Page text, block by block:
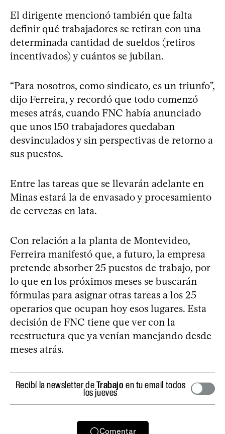
El dirigente mencionó también que falta
definir qué trabajadores se retiran con una
determinada cantidad de sueldos (retiros
incentivados) y cuántos se jubilan.
“Para nosotros, como sindicato, es un triunfo”,
dijo Ferreira, y recordó que todo comenzó
meses atrás, cuando FNC había anunciado
que unos 150 trabajadores quedaban
desvinculados y sin perspectivas de retorno a
sus puestos.
Entre las tareas que se llevarán adelante en
Minas estará la de envasado y procesamiento
de cervezas en lata.
Con relación a la planta de Montevideo,
Ferreira manifestó que, a futuro, la empresa
pretende absorber 25 puestos de trabajo, por
lo que en los próximos meses se buscarán
fórmulas para asignar otras tareas a los 25
operarios que ocupan hoy esos lugares. Esta
decisión de FNC tiene que ver con la
reestructura que ya venían manejando desde
meses atrás.
Recibí la newsletter deTrabajo en tu email todos
los jueves
Comentar